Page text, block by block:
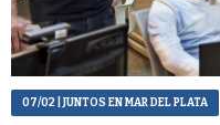
07/02 | JUNTOS EN MAR DEL PLATA